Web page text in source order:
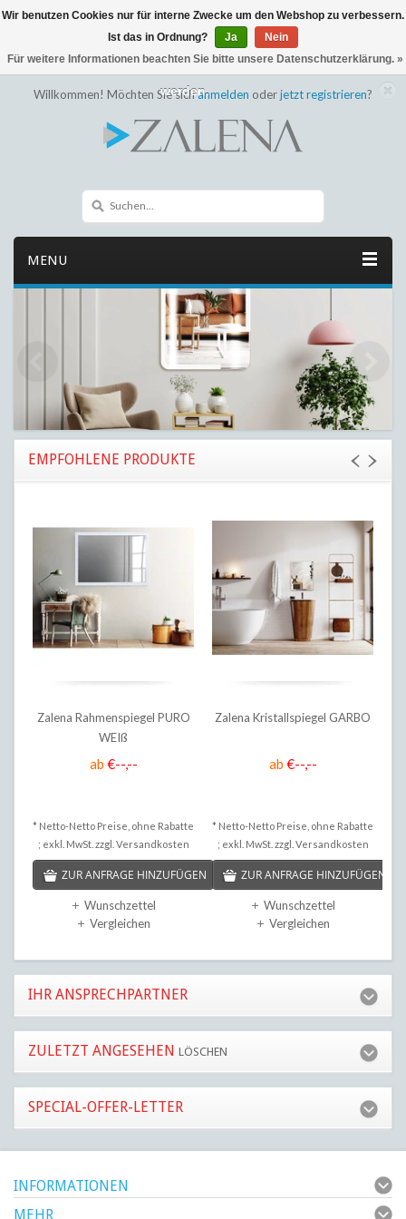
Willkommen! Möchten Sie sichanmelden oderjetzt registrieren?
MENU
EMPFOHLENE PRODUKTE
Zalena Rahmenspiegel PURO
WEIß
ab €--,--
* Netto-Netto Preise, ohne Rabatte
; exkl. MwSt. zzgl. Versandkosten
ZUR ANFRAGE HINZUFÜGEN
Wunschzettel
Vergleichen
Zalena Kristallspiegel GARBO
ab €--,--
* Netto-Netto Preise, ohne Rabatte
; exkl. MwSt. zzgl. Versandkosten
ZUR ANFRAGE HINZUFÜGEN
Wunschzettel
Vergleichen
IHR ANSPRECHPARTNER
ZULETZT ANGESEHEN LÖSCHEN
SPECIAL-OFFER-LETTER
INFORMATIONEN
MEHR
Wir benutzen Cookies nur für interne Zwecke um den Webshop zu verbessern.
Ist das in Ordnung?
Ja
Nein
Für weitere Informationen beachten Sie bitte unsere Datenschutzerklärung. »
← Zurück zum BackofficeDieser Shop befindet sich im Aufbau
Eventuell können nicht alle Bestellungen eingehalten oder erfüllt
werden.